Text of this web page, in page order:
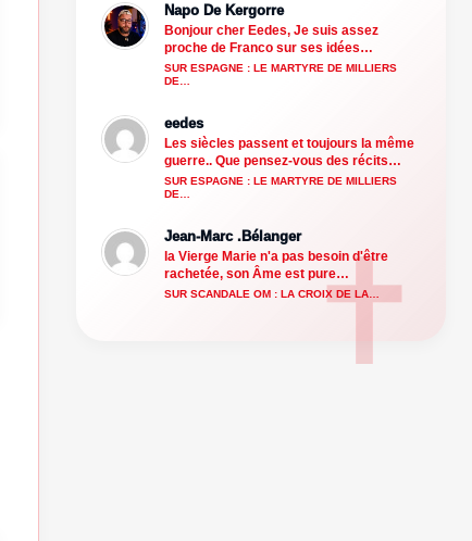
Napo De Kergorre
Bonjour cher Eedes, Je suis assez
proche de Franco sur ses idées…
SUR ESPAGNE : LE MARTYRE DE MILLIERS
DE…
eedes
Les siècles passent et toujours la même
guerre.. Que pensez-vous des récits…
SUR ESPAGNE : LE MARTYRE DE MILLIERS
DE…
Jean-Marc .Bélanger
la Vierge Marie n'a pas besoin d'être
rachetée, son Âme est pure…
SUR SCANDALE OM : LA CROIX DE LA…